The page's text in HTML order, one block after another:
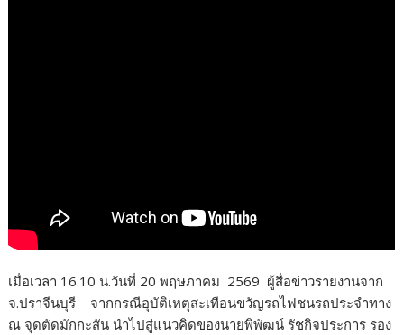
เมื่อเวลา 16.10 น.วันที่ 20 พฤษภาคม 2569 ผู้สื่อข่าวรายงานจาก
จ.ปราจีนบุรี จากกรณีอุบัติเหตุสะเทือนขวัญรถไฟชนรถประจำทาง
ณ จุดตัดมักกะสัน นำไปสู่แนวคิดของนายพิพัฒน์ รัชกิจประการ รอง